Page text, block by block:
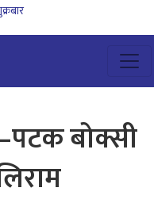
बोक्सी